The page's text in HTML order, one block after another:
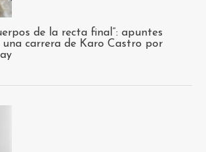
de la recta final”: apuntes
carrera de Karo Castro por